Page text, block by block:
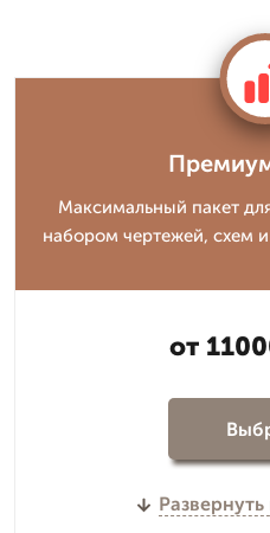
Максимальный пакет
набором чертежей, схем
от